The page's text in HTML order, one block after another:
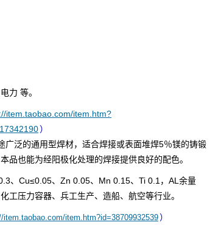
力 等。
item.taobao.com/item.htm?
）
泛的通用型焊材，适合焊接或表面堆焊5％镁的铸锻
品也能为经阳极化处理的焊接提供良好的配色。
、Cu≤0.05、Zn 0.05、Mn 0.15、Ti 0.1，AL余量
工压力容器、兵工生产、造船、航空等行业。
item.taobao.com/item.htm?id=38709932539）